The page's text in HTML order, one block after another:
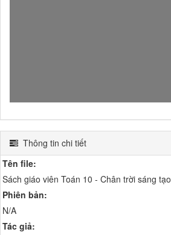
Thông tin chi tiết
Tên file:
Sách giáo viên Toán 10 - Chân trời sáng tạo
Phiên bản:
N/A
Tác giả: